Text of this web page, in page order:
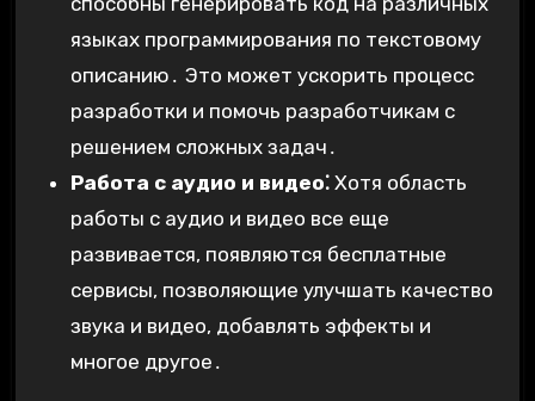
языках программирования по текстовому
описанию․ Это может ускорить процесс
разработки и помочь разработчикам с
решением сложных задач․
Работа с аудио и видео⁚Хотя область
работы с аудио и видео все еще
развивается, появляются бесплатные
сервисы, позволяющие улучшать качество
звука и видео, добавлять эффекты и
многое другое․